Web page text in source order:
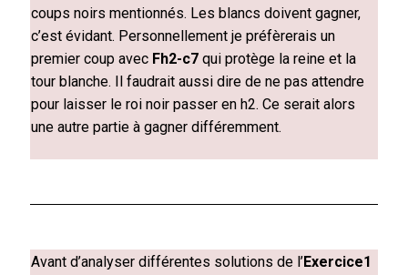
coups noirs mentionnés. Les blancs doivent gagner,
c’est évidant. Personnellement je préfèrerais un
premier coup avec Fh2-c7 qui protège la reine et la
tour blanche. Il faudrait aussi dire de ne pas attendre
pour laisser le roi noir passer en h2. Ce serait alors
une autre partie à gagner différemment.
Avant d’analyser différentes solutions de l’Exercice1